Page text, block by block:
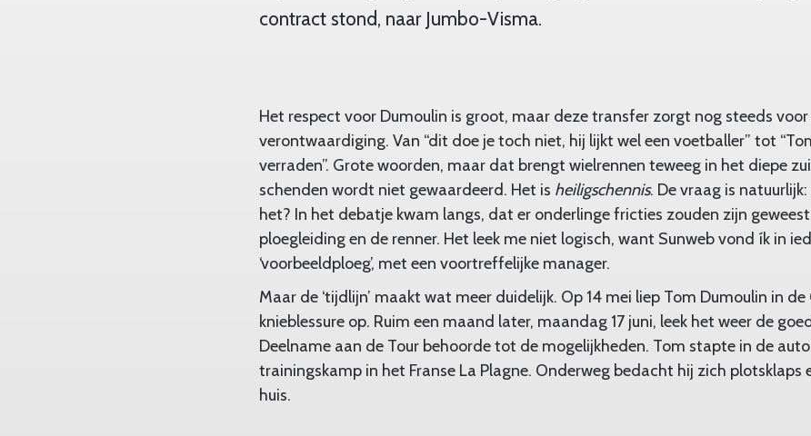
contract stond, naar Jumbo-Visma.
Het respect voor Dumoulin is groot, maar deze transfer zorgt nog steeds voor
verontwaardiging. Van “dit doe je toch niet, hij lijkt wel een voetballer” tot
verraden”. Grote woorden, maar dat brengt wielrennen teweeg in het diepe
schenden wordt niet gewaardeerd. Het is heiligschennis. De vraag is
het? In het debatje kwam langs, dat er onderlinge fricties zouden zijn
ploegleiding en de renner. Het leek me niet logisch, want Sunweb vond ík in
‘voorbeeldploeg’, met een voortreffelijke manager.
Maar de ‘tijdlijn’ maakt wat meer duidelijk. Op 14 mei liep Tom Dumoulin in de
knieblessure op. Ruim een maand later, maandag 17 juni, leek het weer de
Deelname aan de Tour behoorde tot de mogelijkheden. Tom stapte in de
trainingskamp in het Franse La Plagne. Onderweg bedacht hij zich plotsklaps
huis.